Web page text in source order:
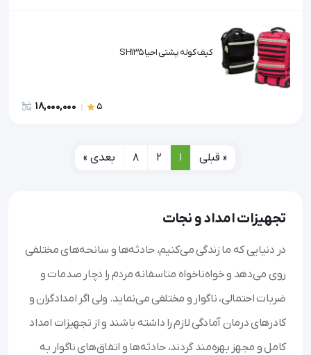
کیف کوله پشتی احیا SH135
5
18,000,000
« قبلی 1
2
8 بعدی »
تجهیزات امداد و نجات
در دنیایی که ما زندگی می‌کنیم، حادثه‌ها و سانحه‌های مختلفی
روی می‌دهد و خواه‌ناخواه متاسفانه مردم را دچار صدمات و
ضربات احتمالی، ناگوار و مختلفی می‌نماید. ولی اگر امدادگران و
کادرهای درمان آمادگی لازم را داشته باشند و از تجهیزات امداد
کامل و مجهز بهره‌مند گردند، حادثه‌ها و اتفاق‌های ناگوار به